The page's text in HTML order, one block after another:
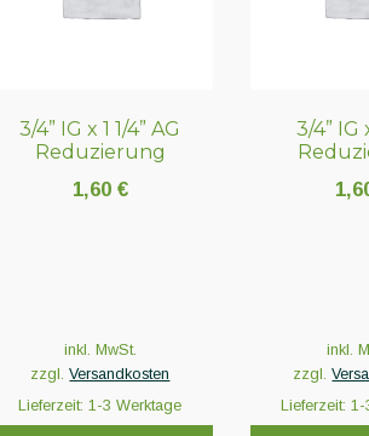
3/4” IG x 1 1/4” AG
Reduzierung
1,60 €
inkl. MwSt.
zzgl.Versandkosten
Lieferzeit:1-3 Werktage
3/4” IG
inkl.
zzgl.
Lieferzeit:1-